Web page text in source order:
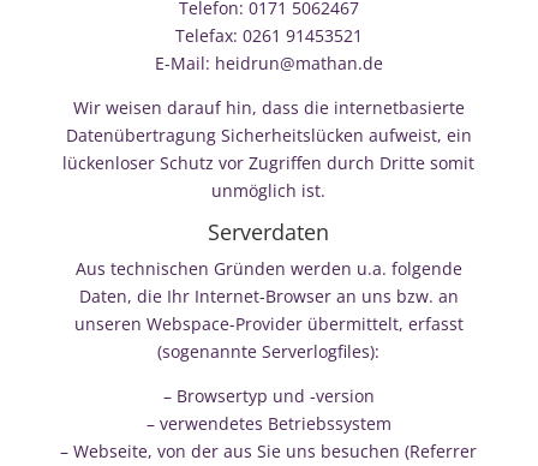
Telefon: 0171 5062467
Telefax: 0261 91453521
E-Mail: heidrun@mathan.de
Wir weisen darauf hin, dass die internetbasierte
Datenübertragung Sicherheitslücken aufweist, ein
lückenloser Schutz vor Zugriffen durch Dritte somit
unmöglich ist.
Serverdaten
Aus technischen Gründen werden u.a. folgende
Daten, die Ihr Internet-Browser an uns bzw. an
unseren Webspace-Provider übermittelt, erfasst
(sogenannte Serverlogfiles):
– Browsertyp und -version
– verwendetes Betriebssystem
– Webseite, von der aus Sie uns besuchen (Referrer